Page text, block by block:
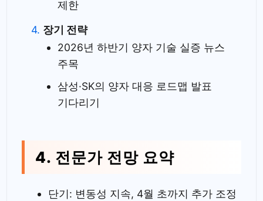
제한
장기 전략
2026년 하반기 양자 기술 실증 뉴스
주목
삼성·SK의 양자 대응 로드맵 발표
기다리기
4. 전문가 전망 요약
단기: 변동성 지속, 4월 초까지 추가 조정